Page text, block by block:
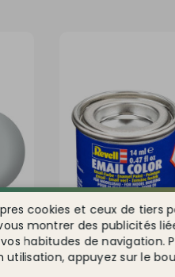
cookies et ceux de tiers
montrer des publicités
habitudes de navigation.
appuyez sur le